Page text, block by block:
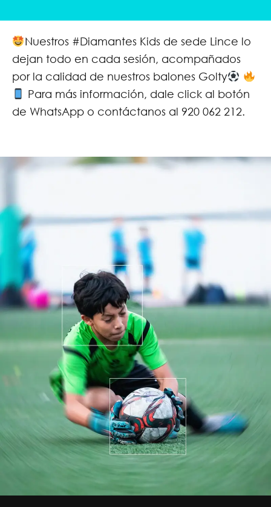
Nuestros #Diamantes Kids de sede Lince lo
dejan todo en cada sesión, acompañados
por la calidad de nuestros balones Golty
Para más información, dale click al botón
de WhatsApp o contáctanos al 920 062 212.